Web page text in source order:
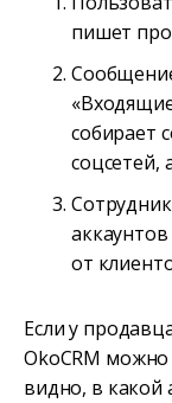
пишет
собирает
соцсетей,
от
Если у
OkoCRM
видно, в какой